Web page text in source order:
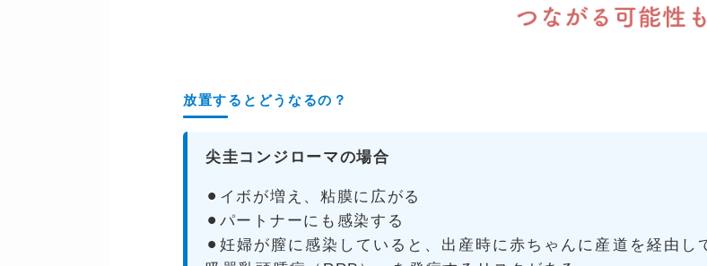
放置するとどうなるの？
尖圭コンジローマの場合
⚫︎イボが増え、粘膜に広がる
⚫︎パートナーにも感染する
⚫︎妊婦が膣に感染していると、出産時に赤ちゃんに産道を経由